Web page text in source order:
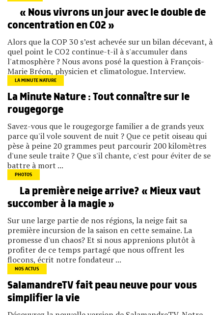
« Nous vivrons un jour avec le double de
concentration en CO2 »
Alors que la COP 30 s’est achevée sur un bilan décevant, à
quel point le CO2 continue-t-il à s'accumuler dans
l'atmosphère ? Nous avons posé la question à François-
Marie Bréon, physicien et climatologue. Interview.
LA MINUTE NATURE
La Minute Nature : Tout connaître sur le
rougegorge
Savez-vous que le rougegorge familier a de grands yeux
parce qu'il vole souvent de nuit ? Que ce petit oiseau qui
pèse à peine 20 grammes peut parcourir 200 kilomètres
d'une seule traite ? Que s'il chante, c'est pour éviter de se
battre à mort ...
PHOTOS
La première neige arrive? « Mieux vaut
succomber à la magie »
Sur une large partie de nos régions, la neige fait sa
première incursion de la saison en cette semaine. La
promesse d'un chaos? Et si nous apprenions plutôt à
profiter de ce temps partagé que nous offrent les
flocons, écrit notre fondateur ...
NOS ACTUS
SalamandreTV fait peau neuve pour vous
simplifier la vie